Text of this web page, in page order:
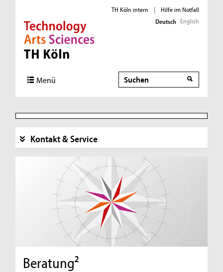
Direkt zur Hauptnavigation
Direkt zur Subnavigation
Direkt zum Inhalt
Direkt zum Fußbereich
TH Köln intern |
Hilfe im Notfall
Deutsch English
Menü Suche
Kontakt & Service
Beratung²